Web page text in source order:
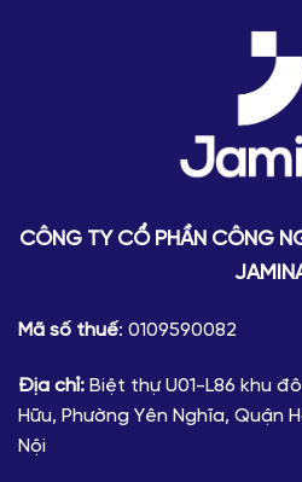
CÔNG TY CỔ PHẦN CÔNG
Mã số thuế: 0109590082
Địa chỉ: Biệt thự U01-L86 khu
Hữu, Phường Yên Nghĩa, Quận
Nội